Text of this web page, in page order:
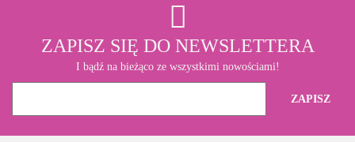
ZAPISZ SIĘ DO NEWSLETTERA
I bądź na bieżąco ze wszystkimi nowościami!